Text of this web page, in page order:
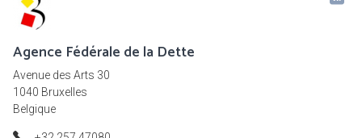
Agence Fédérale de la Dette
Avenue des Arts 30
1040 Bruxelles
Belgique